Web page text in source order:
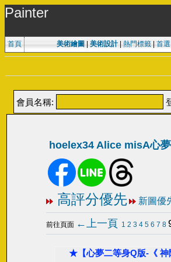
Painter
首頁 美術繪圖 美術設計| 熱門標籤| 首選
會員名稱:
hoelex34 Alice misA心
高評分優先 新圖優
前往頁面 ←上一頁 1 2 3 4 5 6 7 8
★【心夢二等身Q版-《 神